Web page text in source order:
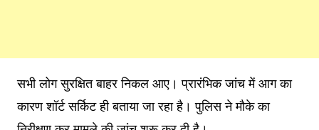
सभी लोग सुरक्षित बाहर निकल आए। प्रारंभिक जांच में आग का
कारण शॉर्ट सर्किट ही बताया जा रहा है। पुलिस ने मौके का